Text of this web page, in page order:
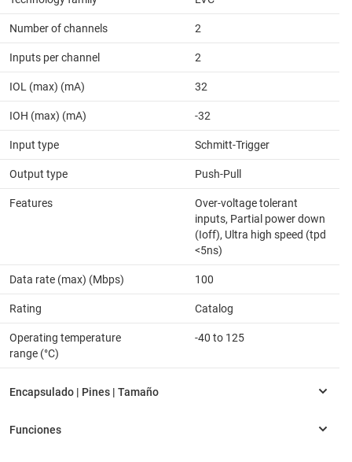
Number of channels 2
Inputs per channel 2
IOL (max) (mA) 32
IOH (max) (mA) -32
Input type Schmitt-Trigger
Output type Push-Pull
Features
Over-voltage tolerant
inputs, Partial power down
(Ioff), Ultra high speed (tpd
<5ns)
Data rate (max) (Mbps) 100
Rating Catalog
Operating temperature
range (°C)
-40 to 125